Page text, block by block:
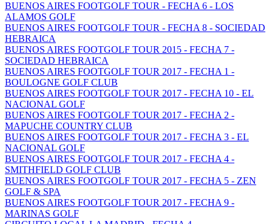
BUENOS AIRES FOOTGOLF TOUR - FECHA 6 - LOS
ALAMOS GOLF
BUENOS AIRES FOOTGOLF TOUR - FECHA 8 - SOCIEDAD
HEBRAICA
BUENOS AIRES FOOTGOLF TOUR 2015 - FECHA 7 -
SOCIEDAD HEBRAICA
BUENOS AIRES FOOTGOLF TOUR 2017 - FECHA 1 -
BOULOGNE GOLF CLUB
BUENOS AIRES FOOTGOLF TOUR 2017 - FECHA 10 - EL
NACIONAL GOLF
BUENOS AIRES FOOTGOLF TOUR 2017 - FECHA 2 -
MAPUCHE COUNTRY CLUB
BUENOS AIRES FOOTGOLF TOUR 2017 - FECHA 3 - EL
NACIONAL GOLF
BUENOS AIRES FOOTGOLF TOUR 2017 - FECHA 4 -
SMITHFIELD GOLF CLUB
BUENOS AIRES FOOTGOLF TOUR 2017 - FECHA 5 - ZEN
GOLF & SPA
BUENOS AIRES FOOTGOLF TOUR 2017 - FECHA 9 -
MARINAS GOLF